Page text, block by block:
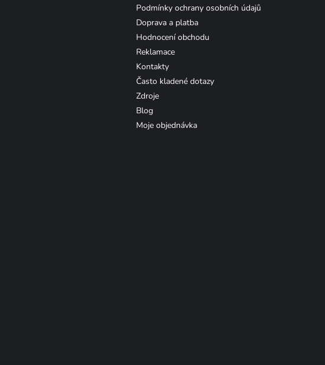
Podmínky ochrany osobních údajů
Doprava a platba
Hodnocení obchodu
Reklamace
Kontakty
Často kladené dotazy
Zdroje
Blog
Moje objednávka